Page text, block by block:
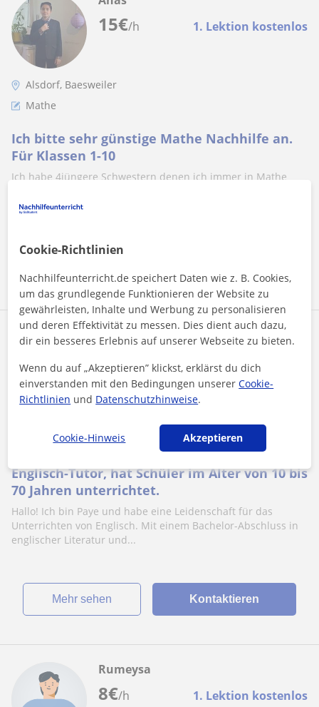
15€/h 1. Lektion kostenlos
Alsdorf, Baesweiler
Mathe
Ich bitte sehr günstige Mathe Nachhilfe an.
Für Klassen 1-10
Ich habe 4jüngere Schwestern denen ich immer in Mathe
Schule oft Nachhilfe gegeben...
25€
Paye
Englisch: Universität Englisch
Englisch-Tutor, hat Schüler im Alter von 10 bis
70 Jahren unterrichtet.
Hallo! Ich bin Paye und habe eine Leidenschaft für das
Unterrichten von Englisch. Mit einem Bachelor-Abschluss in
englischer Literatur und...
Mehr sehen Kontaktieren
8€/h 1. Lektion kostenlos
Rumeysa
Cookie-Richtlinien
Nachhilfeunterricht.de speichert Daten wie z. B. Cookies,
um das grundlegende Funktionieren der Website zu
gewährleisten, Inhalte und Werbung zu personalisieren
und deren Effektivität zu messen. Dies dient auch dazu,
dir ein besseres Erlebnis auf unserer Webseite zu bieten.
Wenn du auf „Akzeptieren” klickst, erklärst du dich
einverstanden mit den Bedingungen unsererCookie-
Richtlinien und Datenschutzhinweise.
Cookie-Hinweis Akzeptieren